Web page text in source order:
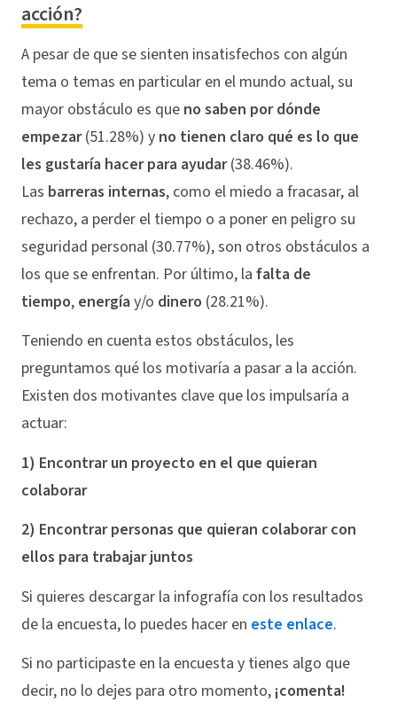
acción?
A pesar de que se sienten insatisfechos con algún
tema o temas en particular en el mundo actual, su
mayor obstáculo es que no saben por dónde
empezar(51.28%) y no tienen claro qué es lo que
les gustaría hacer para ayudar(38.46%).
Las barreras internas, como el miedo a fracasar, al
rechazo, a perder el tiempo o a poner en peligro su
seguridad personal (30.77%), son otros obstáculos a
los que se enfrentan. Por último, la falta de
tiempo, energía y/o dinero (28.21%).
Teniendo en cuenta estos obstáculos, les
preguntamos qué los motivaría a pasar a la acción.
Existen dos motivantes clave que los impulsaría a
actuar:
1) Encontrar un proyecto en el que quieran
colaborar
2) Encontrar personas que quieran colaborar con
ellos para trabajar juntos
Si quieres descargar la infografía con los resultados
de la encuesta, lo puedes hacer en este enlace.
Si no participaste en la encuesta y tienes algo que
decir, no lo dejes para otro momento, ¡comenta!